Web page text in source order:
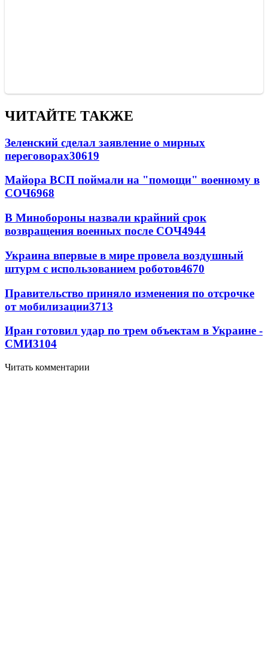
ЧИТАЙТЕ ТАКЖЕ
Зеленский сделал заявление о мирных
переговорах30619
Майора ВСП поймали на "помощи" военному в
СОЧ6968
В Минобороны назвали крайний срок
возвращения военных после СОЧ4944
Украина впервые в мире провела воздушный
штурм с использованием роботов4670
Правительство приняло изменения по отсрочке
от мобилизации3713
Иран готовил удар по трем объектам в Украине -
СМИ3104
Читать комментарии